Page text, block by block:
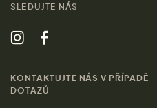
SLEDUJTE NÁS
KONTAKTUJTE NÁS V PŘÍPADĚ
DOTAZŮ